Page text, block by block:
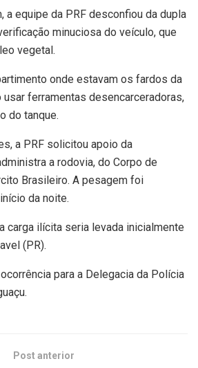
a equipe da PRF desconfiou da dupla
minuciosa do veículo, que
vegetal.
onde estavam os fardos da
ferramentas desencarceradoras,
do tanque.
a PRF solicitou apoio da
a rodovia, do Corpo de
Brasileiro. A pesagem foi
da noite.
carga ilícita seria levada inicialmente
(PR).
para a Delegacia da Polícia
Post anterior